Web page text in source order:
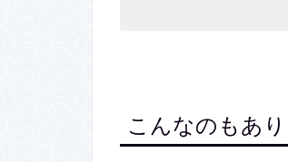
こんなのもあ